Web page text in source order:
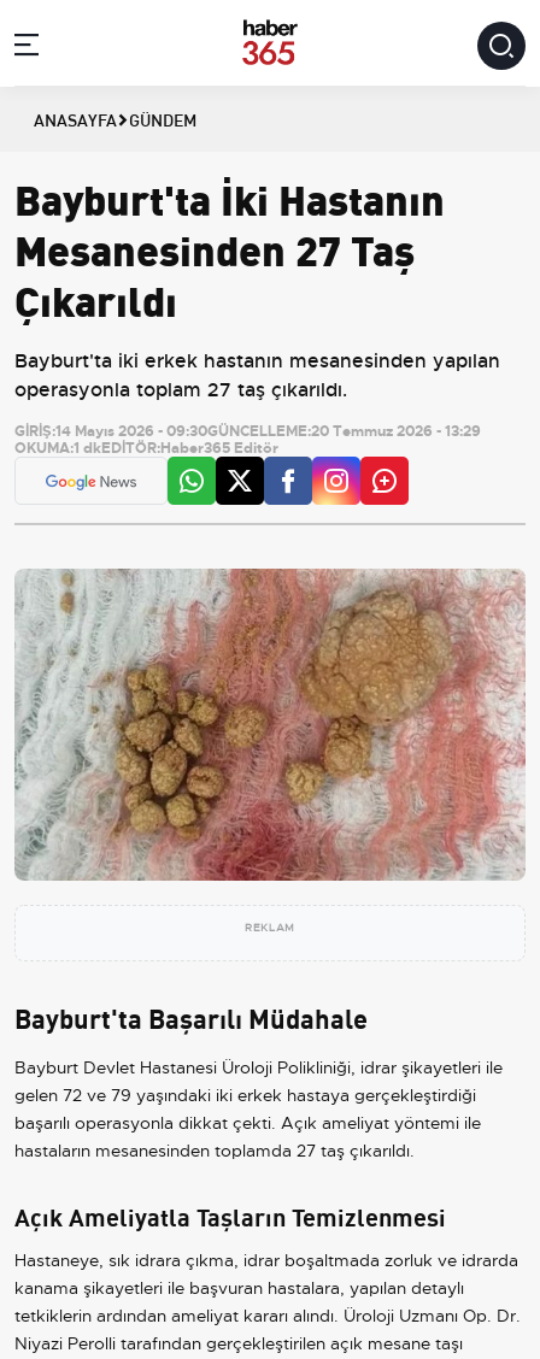
ANASAYFA GÜNDEM
Bayburt'ta İki Hastanın
Mesanesinden 27 Taş
Çıkarıldı
Bayburt'ta iki erkek hastanın mesanesinden yapılan
operasyonla toplam 27 taş çıkarıldı.
GİRİŞ:14 Mayıs 2026 - 09:30GÜNCELLEME:20 Temmuz 2026 - 13:29
OKUMA:1 dkEDİTÖR:Haber365 Editör
REKLAM
Bayburt'ta Başarılı Müdahale
Bayburt Devlet Hastanesi Üroloji Polikliniği, idrar şikayetleri ile
gelen 72 ve 79 yaşındaki iki erkek hastaya gerçekleştirdiği
başarılı operasyonla dikkat çekti. Açık ameliyat yöntemi ile
hastaların mesanesinden toplamda 27 taş çıkarıldı.
Açık Ameliyatla Taşların Temizlenmesi
Hastaneye, sık idrara çıkma, idrar boşaltmada zorluk ve idrarda
kanama şikayetleri ile başvuran hastalara, yapılan detaylı
tetkiklerin ardından ameliyat kararı alındı. Üroloji Uzmanı Op. Dr.
Niyazi Perolli tarafından gerçekleştirilen açık mesane taşı